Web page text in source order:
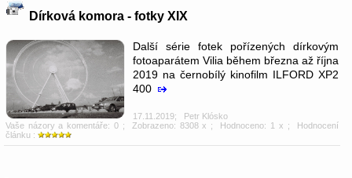
Dírková komora - fotky XIX
Další série fotek pořízených dírkovým
fotoaparátem Vilia během března až října
2019 na černobílý kinofilm ILFORD XP2
400
17.11.2019; Petr Klósko
Vaše názory a komentáře: 0; Zobrazeno: 8308 x ; Hodnoceno: 1 x ; Hodnocení
článku :